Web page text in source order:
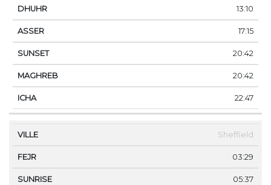
13:10
17:15
20:42
20:42
22:47
Sheffield
03:29
05:37